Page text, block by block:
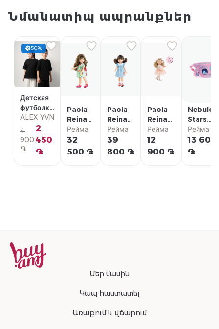
Նմանատիպ ապրանքներ
50%
Детская
футболка
с
коротким
рукавом
ALEX YVN
4
900
֏
2
450
֏
Paola
Reina
Кукла
"Кэрол"
32 см
Рейма
32
500 ֏
Paola
Reina
Кукла
"Кэрол"
32 см
Рейма
39
800 ֏
Paola
Reina
Одежда
для
куклы
Рейма
12
900 ֏
Stars
поясная
сумка
Рейма
13 600
֏
Մեր մասին
Կապ հաստատել
Առաքում և վճարում